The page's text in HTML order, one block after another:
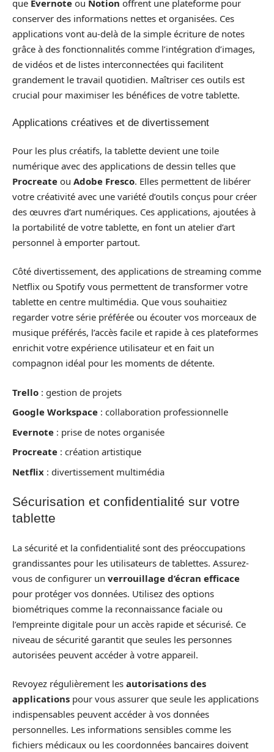
que Evernote ou Notion offrent une plateforme pour
conserver des informations nettes et organisées. Ces
applications vont au-delà de la simple écriture de notes
grâce à des fonctionnalités comme l’intégration d’images,
de vidéos et de listes interconnectées qui facilitent
grandement le travail quotidien. Maîtriser ces outils est
crucial pour maximiser les bénéfices de votre tablette.
Applications créatives et de divertissement
Pour les plus créatifs, la tablette devient une toile
numérique avec des applications de dessin telles que
Procreate ou Adobe Fresco. Elles permettent de libérer
votre créativité avec une variété d’outils conçus pour créer
des œuvres d’art numériques. Ces applications, ajoutées à
la portabilité de votre tablette, en font un atelier d’art
personnel à emporter partout.
Côté divertissement, des applications de streaming comme
Netflix ou Spotify vous permettent de transformer votre
tablette en centre multimédia. Que vous souhaitiez
regarder votre série préférée ou écouter vos morceaux de
musique préférés, l’accès facile et rapide à ces plateformes
enrichit votre expérience utilisateur et en fait un
compagnon idéal pour les moments de détente.
Trello : gestion de projets
Google Workspace : collaboration professionnelle
Evernote : prise de notes organisée
Procreate : création artistique
Netflix : divertissement multimédia
Sécurisation et confidentialité sur votre
tablette
La sécurité et la confidentialité sont des préoccupations
grandissantes pour les utilisateurs de tablettes. Assurez-
vous de configurer un verrouillage d’écran efficace
pour protéger vos données. Utilisez des options
biométriques comme la reconnaissance faciale ou
l’empreinte digitale pour un accès rapide et sécurisé. Ce
niveau de sécurité garantit que seules les personnes
autorisées peuvent accéder à votre appareil.
Revoyez régulièrement les autorisations des
applications pour vous assurer que seule les applications
indispensables peuvent accéder à vos données
personnelles. Les informations sensibles comme les
fichiers médicaux ou les coordonnées bancaires doivent